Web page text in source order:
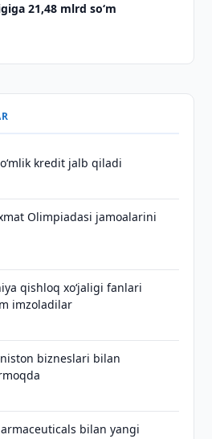
21,48 mlrd so‘m
kredit jalb qiladi
Olimpiadasi jamoalarini
qishloq xoʻjaligi fanlari
imzoladilar
bizneslari bilan
bilan yangi